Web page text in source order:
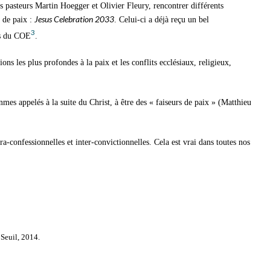
pasteurs Martin Hoegger et Olivier Fleury, rencontrer différents
de paix : Jesus Celebration 2033 . Celui-ci a déjà reçu un bel
du COE3
les plus profondes à la paix et les conflits ecclésiaux, religieux,
appelés à la suite du Christ, à être des « faiseurs de paix » (Matthieu
confessionnelles et inter-convictionnelles. Cela est vrai dans toutes nos
, Seuil, 2014.